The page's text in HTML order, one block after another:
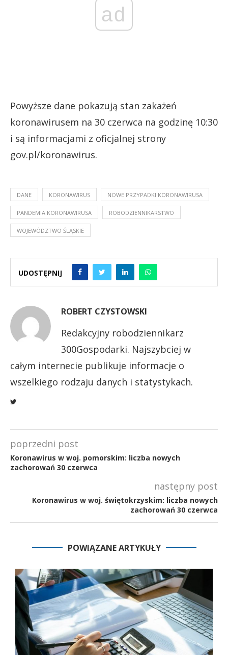
ad
Powyższe dane pokazują stan zakażeń
koronawirusem na 30 czerwca na godzinę 10:30
i są informacjami z oficjalnej strony
gov.pl/koronawirus.
DANE KORONAWIRUS NOWE PRZYPADKI KORONAWIRUSA
PANDEMIA KORONAWIRUSA ROBODZIENNIKARSTWO
WOJEWÓDZTWO ŚLĄSKIE
UDOSTĘPNIJ
ROBERT CZYSTOWSKI
Redakcyjny robodziennikarz
300Gospodarki. Najszybciej w
całym internecie publikuje informacje o
wszelkiego rodzaju danych i statystykach.
poprzedni post
Koronawirus w woj. pomorskim: liczba nowych
zachorowań 30 czerwca
następny post
Koronawirus w woj. świętokrzyskim: liczba nowych
zachorowań 30 czerwca
POWIĄZANE ARTYKUŁY